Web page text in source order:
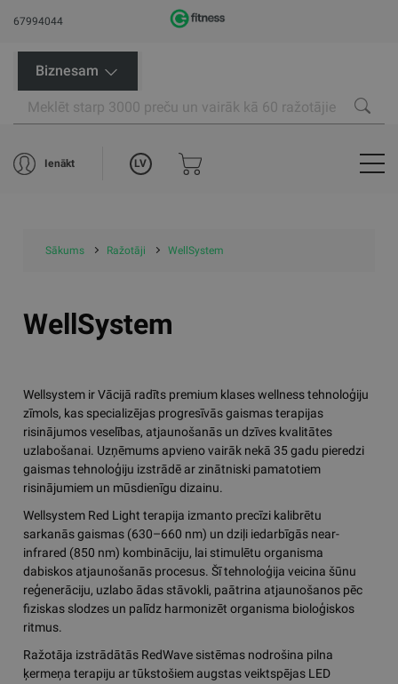
67994044
Biznesam
Ienākt LV
Sākums Ražotāji WellSystem
WellSystem
Wellsystem ir Vācijā radīts premium klases wellness tehnoloģiju
zīmols, kas specializējas progresīvās gaismas terapijas
risinājumos veselības, atjaunošanās un dzīves kvalitātes
uzlabošanai. Uzņēmums apvieno vairāk nekā 35 gadu pieredzi
gaismas tehnoloģiju izstrādē ar zinātniski pamatotiem
risinājumiem un mūsdienīgu dizainu.
Wellsystem Red Light terapija izmanto precīzi kalibrētu
sarkanās gaismas (630–660 nm) un dziļi iedarbīgās near-
infrared (850 nm) kombināciju, lai stimulētu organisma
dabiskos atjaunošanās procesus. Šī tehnoloģija veicina šūnu
reģenerāciju, uzlabo ādas stāvokli, paātrina atjaunošanos pēc
fiziskas slodzes un palīdz harmonizēt organisma bioloģiskos
ritmus.
Ražotāja izstrādātās RedWave sistēmas nodrošina pilna
ķermeņa terapiju ar tūkstošiem augstas veiktspējas LED